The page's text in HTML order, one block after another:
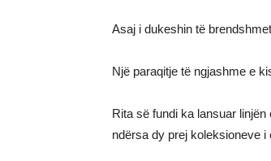
Asaj i dukeshin të
Një paraqitje të ngjashme e
Rita së fundi ka lansuar
ndërsa dy prej koleksioneve